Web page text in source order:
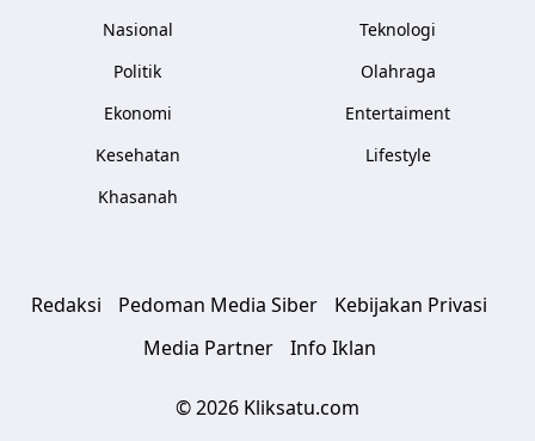
Nasional
Politik
Ekonomi
Kesehatan
Khasanah
Teknologi
Olahraga
Entertaiment
Lifestyle
Redaksi Pedoman Media Siber
Kebijakan Privasi
Media Partner
Info Iklan
© 2026 Kliksatu.com